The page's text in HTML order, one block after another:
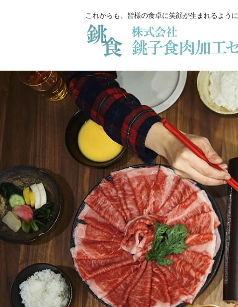
これからも、皆様の食卓に笑顔が生まれるように